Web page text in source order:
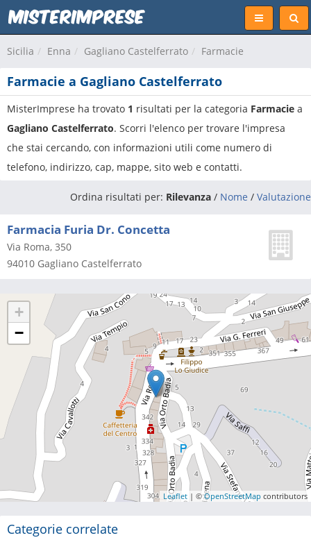
Sicilia Enna Gagliano Castelferrato Farmacie
Farmacie a Gagliano Castelferrato
MisterImprese ha trovato 1 risultati per la categoria Farmacie a
Gagliano Castelferrato. Scorri l'elenco per trovare l'impresa
che stai cercando, con informazioni utili come numero di
telefono, indirizzo, cap, mappe, sito web e contatti.
Ordina risultati per: Rilevanza / Nome / Valutazione
Farmacia Furia Dr. Concetta
Via Roma, 350
94010 Gagliano Castelferrato
+
−
Leaflet | ©OpenStreetMap contributors
Categorie correlate